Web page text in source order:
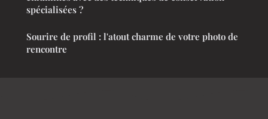
spécialisées ?
Sourire de profil : l'atout charme de votre photo de
rencontre